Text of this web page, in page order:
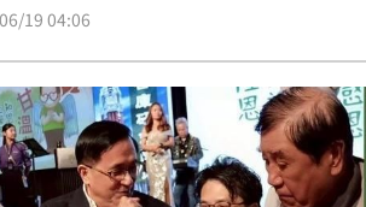
建議，獲得韓方正面支持，如今傳來好消
方案》，確認將原訂於6月30日截止的香
芒果優惠關稅5%措施延長至8月15日，較
大幅降低。
19 04:06